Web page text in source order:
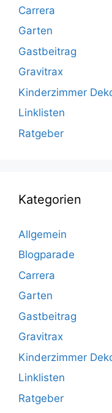
Carrera
Garten
Gastbeitrag
Gravitrax
Kinderzimmer
Linklisten
Ratgeber
Kategorien
Allgemein
Blogparade
Carrera
Garten
Gastbeitrag
Gravitrax
Kinderzimmer
Linklisten
Ratgeber